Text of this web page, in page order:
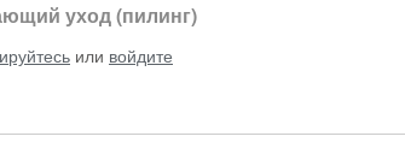
уход (пилинг)
или войдите